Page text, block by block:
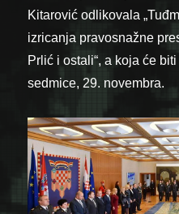
Kitarović odlikovala
izricanja pravosnažne
Prlić i ostali“, a koja će
sedmice, 29. novembra.